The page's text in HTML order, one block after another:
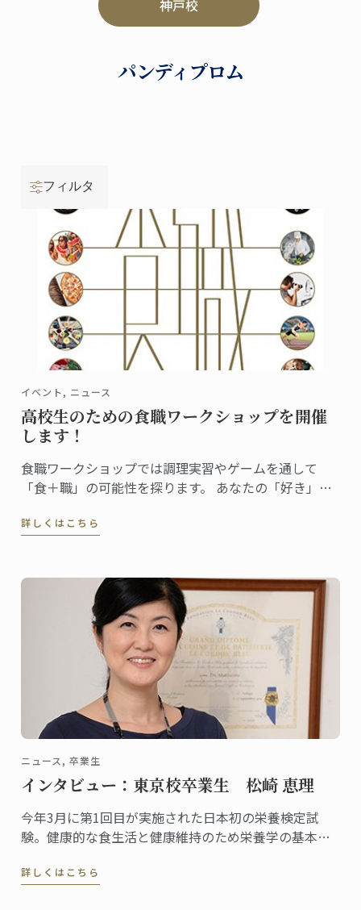
神戸校
パンディプロム
フィルタ
イベント, ニュース
高校生のための食職ワークショップを開催
します！
食職ワークショップでは調理実習やゲームを通して
「食＋職」の可能性を探ります。 あなたの「好き」が
詳しくはこちら
ニュース, 卒業生
インタビュー：東京校卒業生 松崎 恵理
今年3月に第1回目が実施された日本初の栄養検定試
験。健康的な食生活と健康維持のため栄養学の基本を
一般社団法人栄養検定協会の代表理事としてこの栄養
詳しくはこちら